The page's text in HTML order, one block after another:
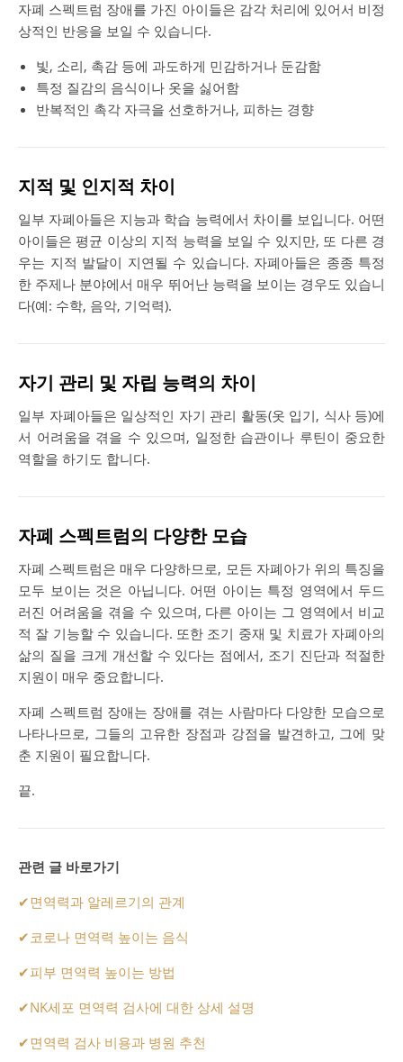
자폐 스펙트럼 장애를 가진 아이들은 감각 처리에 있어서 비정
상적인 반응을 보일 수 있습니다.
빛, 소리, 촉감 등에 과도하게 민감하거나 둔감함
특정 질감의 음식이나 옷을 싫어함
반복적인 촉각 자극을 선호하거나, 피하는 경향
지적 및 인지적 차이
일부 자폐아들은 지능과 학습 능력에서 차이를 보입니다. 어떤
아이들은 평균 이상의 지적 능력을 보일 수 있지만, 또 다른 경
우는 지적 발달이 지연될 수 있습니다. 자폐아들은 종종 특정
한 주제나 분야에서 매우 뛰어난 능력을 보이는 경우도 있습니
다(예: 수학, 음악, 기억력).
자기 관리 및 자립 능력의 차이
일부 자폐아들은 일상적인 자기 관리 활동(옷 입기, 식사 등)에
서 어려움을 겪을 수 있으며, 일정한 습관이나 루틴이 중요한
역할을 하기도 합니다.
자폐 스펙트럼의 다양한 모습
자폐 스펙트럼은 매우 다양하므로, 모든 자폐아가 위의 특징을
모두 보이는 것은 아닙니다. 어떤 아이는 특정 영역에서 두드
러진 어려움을 겪을 수 있으며, 다른 아이는 그 영역에서 비교
적 잘 기능할 수 있습니다. 또한 조기 중재 및 치료가 자폐아의
삶의 질을 크게 개선할 수 있다는 점에서, 조기 진단과 적절한
지원이 매우 중요합니다.
자폐 스펙트럼 장애는 장애를 겪는 사람마다 다양한 모습으로
나타나므로, 그들의 고유한 장점과 강점을 발견하고, 그에 맞
춘 지원이 필요합니다.
끝.
관련 글 바로가기
✔면역력과 알레르기의 관계
✔코로나 면역력 높이는 음식
✔피부 면역력 높이는 방법
✔NK세포 면역력 검사에 대한 상세 설명
✔면역력 검사 비용과 병원 추천